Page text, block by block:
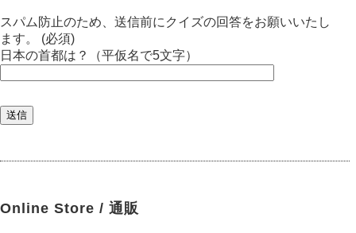
スパム防止のため、送信前にクイズの回答をお願いいたし
ます。 (必須)
日本の首都は？（平仮名で5文字）
Online Store / 通販